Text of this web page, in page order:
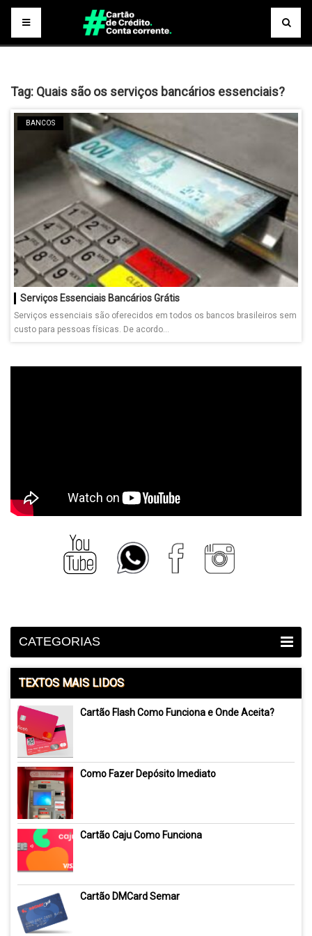
Tag: Quais são os serviços bancários essenciais?
BANCOS
Serviços Essenciais Bancários Grátis
Serviços essenciais são oferecidos em todos os bancos brasileiros sem
custo para pessoas físicas. De acordo...
CATEGORIAS
TEXTOS MAIS LIDOS
Cartão Flash Como Funciona e Onde Aceita?
Como Fazer Depósito Imediato
Cartão Caju Como Funciona
Cartão DMCard Semar